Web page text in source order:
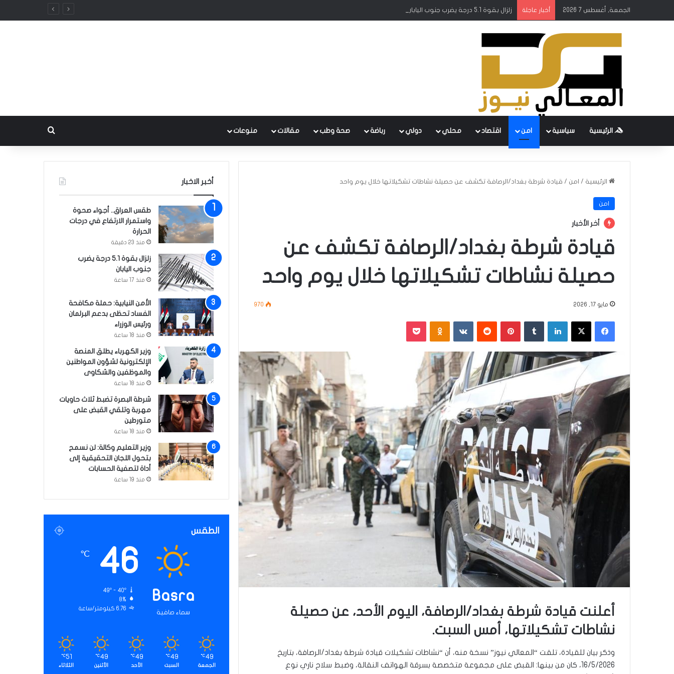
الجمعة, أغسطس 7 2026 أخبار عاجلة زلزال بقوة 5.1 درجة يضرب جنوب اليابان
الرئيسية سياسية امن اقتصاد محلي دولي رباضة صحة وطب مقالات منوعات
الرئيسية / امن / قيادة شرطة بغداد/الرصافة تكشف عن حصيلة نشاطات تشكيلاتها خلال يوم واحد
امن
أخر الأخبار
قيادة شرطة بغداد/الرصافة تكشف عن
حصيلة نشاطات تشكيلاتها خلال يوم واحد
مايو 17, 2026 970
فيسبوك ‫X لينكدإن بينتيريست ‏VKontakte
أعلنت قيادة شرطة بغداد/الرصافة، اليوم الأحد، عن حصيلة
نشاطات تشكيلاتها، أمس السبت.
وذكر بيان للقيادة، تلقت “المعالي نيوز” نسخة منه، أن “نشاطات تشكيلات قيادة شرطة بغداد/الرصافة، بتاريخ
16/5/2026، كان من بينها: القبض على مجموعة متخصصة بسرقة الهواتف النقالة، وضبط سلاح ناري نوع
أخبر الاخبار
طقس العراق.. أجواء صحوة
واستمرار الارتفاع في درجات
الحرارة
منذ 23 دقيقة
زلزال بقوة 5.1 درجة يضرب
جنوب اليابان
منذ 17 ساعة
الأمن النيابية: حملة مكافحة
الفساد تحظى بدعم البرلمان
ورئيس الوزراء
منذ 18 ساعة
وزير الكهرباء يطلق المنصة
الإلكترونية لشؤون المواطنين
والموظفين والشكاوى
منذ 18 ساعة
شرطة البصرة تضبط ثلاث حاويات
مهربة وتلقي القبض على
متورطين
منذ 18 ساعة
وزير التعليم وكالة: لن نسمح
بتحول اللجان التحقيقية إلى
أداة لتصفية الحسابات
منذ 19 ساعة
الطقس
Basra
سماء صافية
46
℃
49º - 40º
8%
6.76 كيلومتر/ساعة
49
℃
الجمعة
49
℃
السبت
49
℃
الأحد
49
℃
الأثنين
51
℃
الثلاثاء